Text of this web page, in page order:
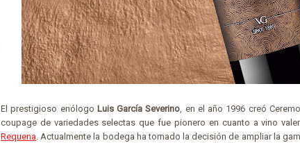
El prestigioso enólogo Luis García Severino, en el año 1996 creó
coupage de variedades selectas que fue pionero en cuanto a vino
Requena. Actualmente la bodega ha tomado la decisión de ampliar la